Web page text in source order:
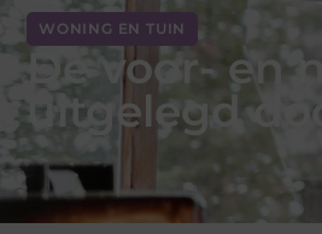
WONING EN TUIN
De voor- en
uitgelegd